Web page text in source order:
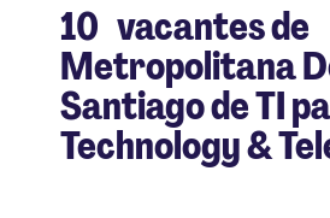
10 vacantes de
Metropolitana
Santiago de TI
Technology &